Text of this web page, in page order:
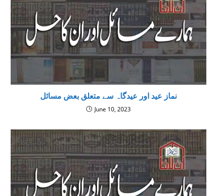
نماز عید اور عیدگاہ سے متعلق بعض مسائل
June 10, 2023